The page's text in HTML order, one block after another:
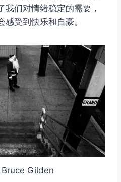
我们对情绪稳定的需要，
受到快乐和自豪。
Gilden